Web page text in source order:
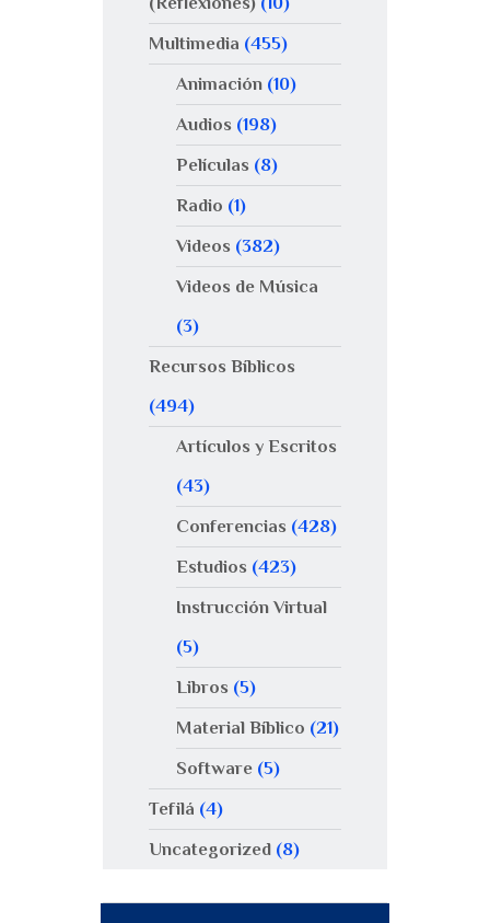
Multimedia (455)
Animación(10)
Audios (198)
Películas (8)
Radio (1)
Videos (382)
Videos de Música
(3)
Recursos Bíblicos
(494)
Artículos y Escritos
(43)
Conferencias (428)
Estudios (423)
Instrucción Virtual
(5)
Libros (5)
Material Bíblico (21)
Software(5)
Tefilá (4)
Uncategorized (8)